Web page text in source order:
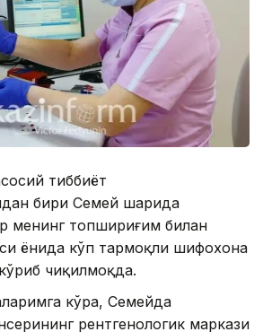
тиббиёт
бири Семей шаҳрида
менинг топшириғим билан
ёнида кўп тармоқли шифохона
чиқилмоқда.
кўра, Семейда
рентгенологик маркази